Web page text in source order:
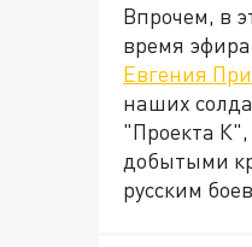
Впрочем, в
время
Евгения
наших
"Проекта К",
добытыми
русским